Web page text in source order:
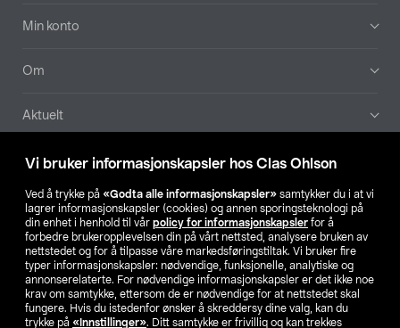
Vi bruker informasjonskapsler hos Clas Ohlson
Ved å trykke på «Godta alle informasjonskapsler» samtykker du i at vi
lagrer informasjonskapsler (cookies) og annen sporingsteknologi på
din enhet i henhold til vår policy for informasjonskapsler for å
forbedre brukeropplevelsen din på vårt nettsted, analysere bruken av
nettstedet og for å tilpasse våre markedsføringstiltak. Vi bruker fire
typer informasjonskapsler: nødvendige, funksjonelle, analytiske og
annonserelaterte. For nødvendige informasjonskapsler er det ikke noe
krav om samtykke, ettersom de er nødvendige for at nettstedet skal
fungere. Hvis du istedenfor ønsker å skreddersy dine valg, kan du
trykke på «Innstillinger». Ditt samtykke er frivillig og kan trekkes
Min konto
Om
Aktuelt
Våre selskaper
Finn din butikk
SE NO FI